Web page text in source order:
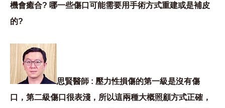
機會癒合? 哪一些傷口可能需要用手術方式重建或是補皮
的?
思賢醫師 : 壓力性損傷的第一級是沒有傷
口，第二級傷口很表淺，所以這兩種大概照顧方式正確，